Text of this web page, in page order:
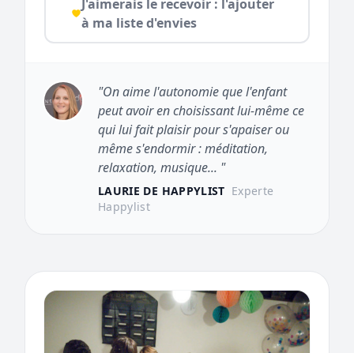
J'aimerais le recevoir : l'ajouter
à ma liste d'envies
"On aime l'autonomie que l'enfant
peut avoir en choisissant lui-même ce
qui lui fait plaisir pour s'apaiser ou
même s'endormir : méditation,
relaxation, musique... "
LAURIE DE HAPPYLIST Experte
Happylist